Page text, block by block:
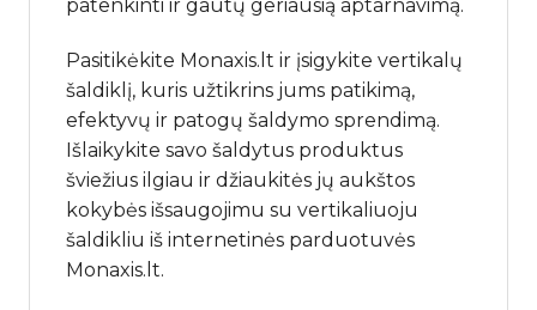
patenkinti ir gautų geriausią aptarnavimą.
Pasitikėkite Monaxis.lt ir įsigykite vertikalų
šaldiklį, kuris užtikrins jums patikimą,
efektyvų ir patogų šaldymo sprendimą.
Išlaikykite savo šaldytus produktus
šviežius ilgiau ir džiaukitės jų aukštos
kokybės išsaugojimu su vertikaliuoju
šaldikliu iš internetinės parduotuvės
Monaxis.lt.